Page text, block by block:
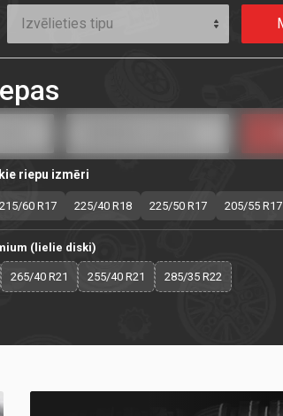
Izvēlieties tipu
riepu izmēri
215/60 R17 225/40 R18 225/50 R17 205/55 R17
(lielie diski)
265/40 R21 255/40 R21 285/35 R22